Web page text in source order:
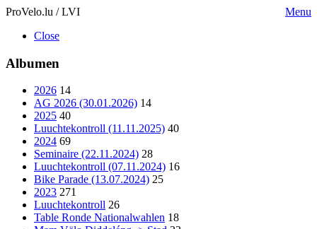
ProVelo.lu / LVI
Menu
Close
Albumen
2026 14
AG 2026 (30.01.2026) 14
2025 40
Luuchtekontroll (11.11.2025) 40
2024 69
Seminaire (22.11.2024) 28
Luuchtekontroll (07.11.2024) 16
Bike Parade (13.07.2024) 25
2023 271
Luuchtekontroll 26
Table Ronde Nationalwahlen 18